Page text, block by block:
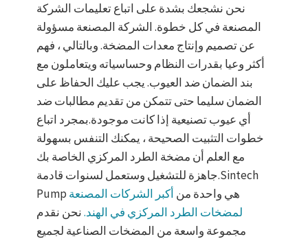
نحن نشجعك بشدة على اتباع تعليمات الشركة
المصنعة في كل خطوة. الشركة المصنعة مسؤولة
عن تصميم وإنتاج معدات المضخة. وبالتالي ، فهم
أكثر وعيا بقدرات النظام وحساسياته ويتعاملون مع
بند الضمان ضد العيوب. يجب عليك الحفاظ على
الضمان سليما حتى تتمكن من تقديم مطالبات ضد
أي عيوب تصنيعية إذا كانت موجودة.بمجرد اتباع
خطوات التثبيت الصحيحة ، يمكنك التنفس بسهولة
مع العلم أن مضخة الطرد المركزي الخاصة بك
جاهزة للتشغيل وستعمل لسنوات قادمة.Sintech
Pump هي واحدة من أكبر الشركات المصنعة
لمضخات الطرد المركزي في الهند.نحن نقدم
مجموعة واسعة من المضخات الصناعية لجميع